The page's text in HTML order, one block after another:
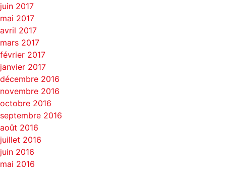
juin 2017
mai 2017
avril 2017
mars 2017
février 2017
janvier 2017
décembre 2016
novembre 2016
octobre 2016
septembre 2016
août 2016
juillet 2016
juin 2016
mai 2016